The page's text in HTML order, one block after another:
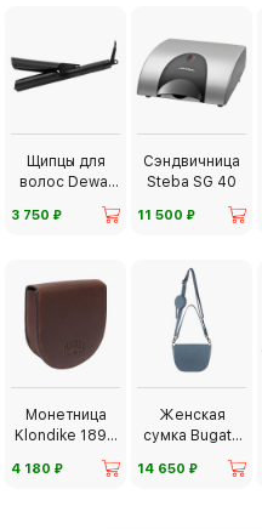
Щипцы для
волос Dewal
3 750 ⃏
Сэндвичница
Steba SG 40
11 500 ⃏
Монетница
Klondike 1896
4 180 ⃏
Женская
сумка Bugatti
14 650 ⃏